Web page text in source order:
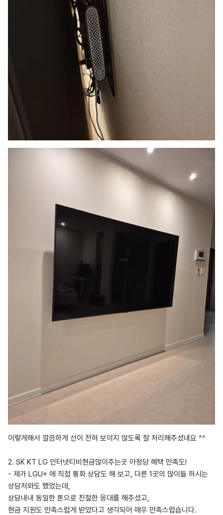
이렇게해서 깔끔하게 선이 전혀 보이지 않도록 잘 처리해주셨네요 ^^
2. SK KT LG 인터넷티비현금많이주는곳 아정당 혜택 만족도!
- 제가 LGU+ 에 직접 통화 상담도 해 보고, 다른 1곳의 많이들 하시는
상담처와도 했었는데,
상담내내 동일한 톤으로 친절한 응대를 해주셨고,
현금 지원도 만족스럽게 받았다고 생각되어 매우 만족스럽습니다.